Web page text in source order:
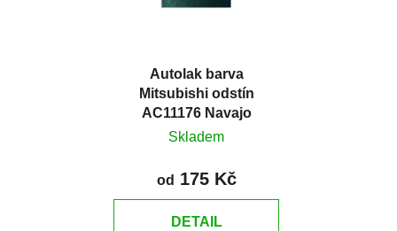
Autolak barva
Mitsubishi odstín
AC11176 Navajo
(almoana) green
Skladem
od 175 Kč
DETAIL